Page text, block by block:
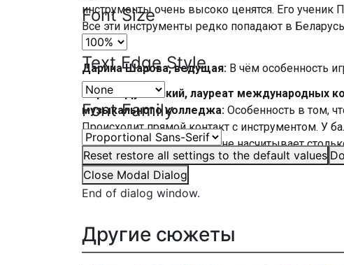
Font Size
Text Edge Style
Font Family
Reset restore all settings to the default values
Close Modal Dialog
End of dialog window.
инструменты очень высоко ценятся. Его
Все эти инструменты редко попадают в
России.
Дарина Шарова, ведущая: В чём особенность
Сергей Дубовский, лауреат международных
музыкального колледжа: Особенность в том,
Происходит прямой контакт с инструментом. У
игры. Ни один инструмент не насчитывает
одинаковые.
Другие сюжеты